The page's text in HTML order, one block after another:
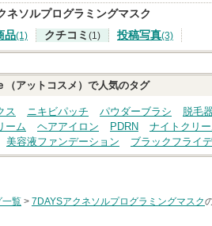
ネソルプログラミングマスク
品(1) クチコミ (1) 投稿写真(3)
（アットコスメ）で人気のタグ
ス ニキビパッチ パウダーブラシ 脱毛
ーム
ヘアアイロン PDRN ナイトクリ
美容液ファンデーション ブラックフライ
一覧 > 7DAYSアクネソルプログラミングマスク